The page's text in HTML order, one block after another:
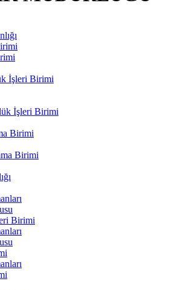
İşleri Birimi
İşleri Birimi
Birimi
Birimi
Birimi